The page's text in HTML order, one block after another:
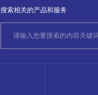
搜索相关的产品和服务